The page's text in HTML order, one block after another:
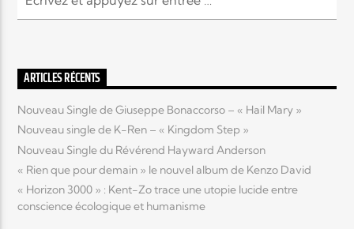
ARTICLES RÉCENTS
Nouveau Single de Giuseppe Bonaccorso – « Hail Mary »
Nouveau single de K-Ren – « Kingdom Step »
Nouveau Single du Révérend Hayward Anderson
« Rien que pour demain » le nouvel album de Kenzo David
« Horizon 3000 » : Kent-Zo trace une utopie lucide entre
conscience écologique et humanisme